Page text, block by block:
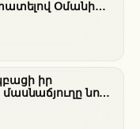
Օմանի
Հորմուզի
իր
նոր